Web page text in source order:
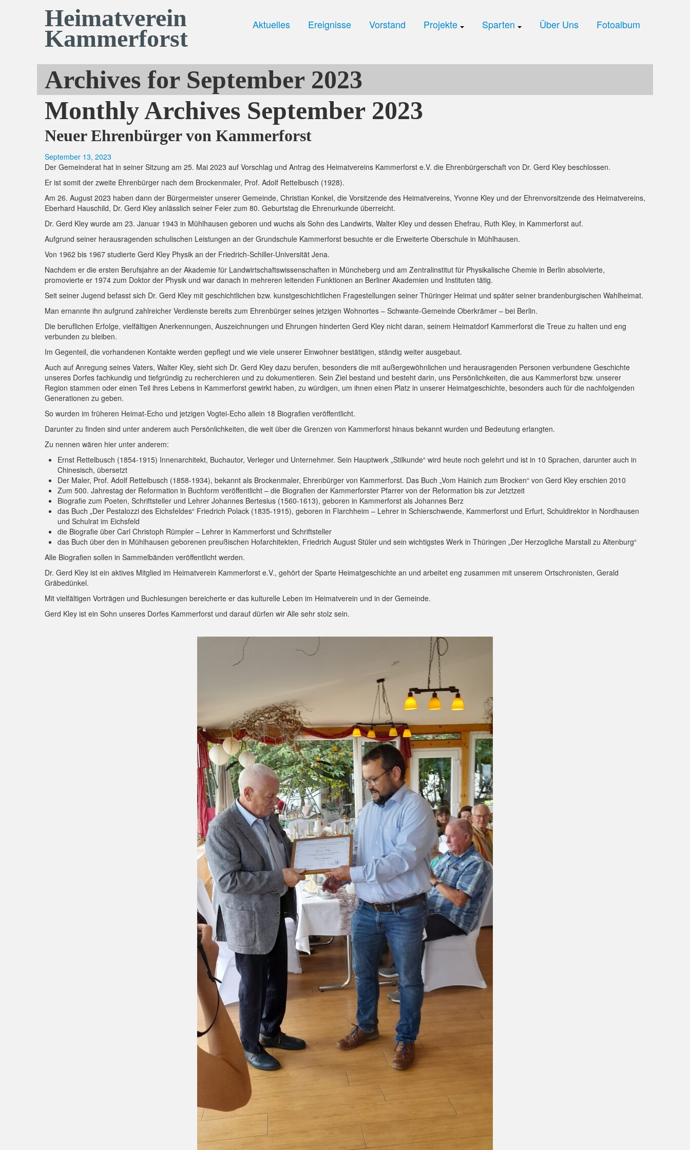
Heimatverein
Kammerforst
Aktuelles Ereignisse Vorstand Projekte Sparten Über Uns Fotoalbum
Archives for September 2023
Monthly Archives September 2023
Neuer Ehrenbürger von Kammerforst
September 13, 2023
Der Gemeinderat hat in seiner Sitzung am 25. Mai 2023 auf Vorschlag und Antrag des Heimatvereins Kammerforst e.V. die Ehrenbürgerschaft von Dr. Gerd Kley beschlossen.
Er ist somit der zweite Ehrenbürger nach dem Brockenmaler, Prof. Adolf Rettelbusch (1928).
Am 26. August 2023 haben dann der Bürgermeister unserer Gemeinde, Christian Konkel, die Vorsitzende des Heimatvereins, Yvonne Kley und der Ehrenvorsitzende des Heimatvereins,
Eberhard Hauschild, Dr. Gerd Kley anlässlich seiner Feier zum 80. Geburtstag die Ehrenurkunde überreicht.
Dr. Gerd Kley wurde am 23. Januar 1943 in Mühlhausen geboren und wuchs als Sohn des Landwirts, Walter Kley und dessen Ehefrau, Ruth Kley, in Kammerforst auf.
Aufgrund seiner herausragenden schulischen Leistungen an der Grundschule Kammerforst besuchte er die Erweiterte Oberschule in Mühlhausen.
Von 1962 bis 1967 studierte Gerd Kley Physik an der Friedrich-Schiller-Universität Jena.
Nachdem er die ersten Berufsjahre an der Akademie für Landwirtschaftswissenschaften in Müncheberg und am Zentralinstitut für Physikalische Chemie in Berlin absolvierte,
promovierte er 1974 zum Doktor der Physik und war danach in mehreren leitenden Funktionen an Berliner Akademien und Instituten tätig.
Seit seiner Jugend befasst sich Dr. Gerd Kley mit geschichtlichen bzw. kunstgeschichtlichen Fragestellungen seiner Thüringer Heimat und später seiner brandenburgischen Wahlheimat.
Man ernannte ihn aufgrund zahlreicher Verdienste bereits zum Ehrenbürger seines jetzigen Wohnortes – Schwante-Gemeinde Oberkrämer – bei Berlin.
Die beruflichen Erfolge, vielfältigen Anerkennungen, Auszeichnungen und Ehrungen hinderten Gerd Kley nicht daran, seinem Heimatdorf Kammerforst die Treue zu halten und eng
verbunden zu bleiben.
Im Gegenteil, die vorhandenen Kontakte werden gepflegt und wie viele unserer Einwohner bestätigen, ständig weiter ausgebaut.
Auch auf Anregung seines Vaters, Walter Kley, sieht sich Dr. Gerd Kley dazu berufen, besonders die mit außergewöhnlichen und herausragenden Personen verbundene Geschichte
unseres Dorfes fachkundig und tiefgründig zu recherchieren und zu dokumentieren. Sein Ziel bestand und besteht darin, uns Persönlichkeiten, die aus Kammerforst bzw. unserer
Region stammen oder einen Teil ihres Lebens in Kammerforst gewirkt haben, zu würdigen, um ihnen einen Platz in unserer Heimatgeschichte, besonders auch für die nachfolgenden
Generationen zu geben.
So wurden im früheren Heimat-Echo und jetzigen Vogtei-Echo allein 18 Biografien veröffentlicht.
Darunter zu finden sind unter anderem auch Persönlichkeiten, die weit über die Grenzen von Kammerforst hinaus bekannt wurden und Bedeutung erlangten.
Zu nennen wären hier unter anderem:
Ernst Rettelbusch (1854-1915) Innenarchitekt, Buchautor, Verleger und Unternehmer. Sein Hauptwerk „Stilkunde“ wird heute noch gelehrt und ist in 10 Sprachen, darunter auch in
Chinesisch, übersetzt
Der Maler, Prof. Adolf Rettelbusch (1858-1934), bekannt als Brockenmaler, Ehrenbürger von Kammerforst. Das Buch „Vom Hainich zum Brocken“ von Gerd Kley erschien 2010
Zum 500. Jahrestag der Reformation in Buchform veröffentlicht – die Biografien der Kammerforster Pfarrer von der Reformation bis zur Jetztzeit
Biografie zum Poeten, Schriftsteller und Lehrer Johannes Bertesius (1560-1613), geboren in Kammerforst als Johannes Berz
das Buch „Der Pestalozzi des Eichsfeldes“ Friedrich Polack (1835-1915), geboren in Flarchheim – Lehrer in Schierschwende, Kammerforst und Erfurt, Schuldirektor in Nordhausen
und Schulrat im Eichsfeld
die Biografie über Carl Christoph Rümpler – Lehrer in Kammerforst und Schriftsteller
das Buch über den in Mühlhausen geborenen preußischen Hofarchitekten, Friedrich August Stüler und sein wichtigstes Werk in Thüringen „Der Herzogliche Marstall zu Altenburg“
Alle Biografien sollen in Sammelbänden veröffentlicht werden.
Dr. Gerd Kley ist ein aktives Mitglied im Heimatverein Kammerforst e.V., gehört der Sparte Heimatgeschichte an und arbeitet eng zusammen mit unserem Ortschronisten, Gerald
Gräbedünkel.
Mit vielfältigen Vorträgen und Buchlesungen bereicherte er das kulturelle Leben im Heimatverein und in der Gemeinde.
Gerd Kley ist ein Sohn unseres Dorfes Kammerforst und darauf dürfen wir Alle sehr stolz sein.